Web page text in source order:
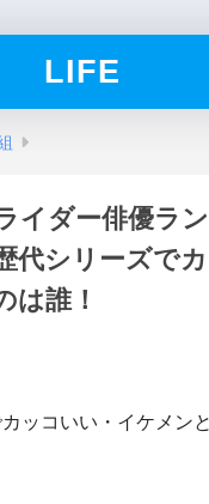
LIFE
イダー俳優ラ
代シリーズで
は誰！
ッコいい・イケメン